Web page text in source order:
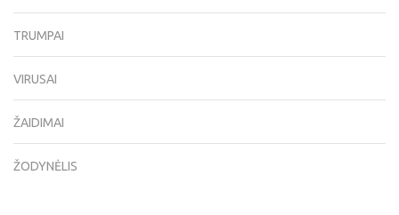
TRUMPAI
VIRUSAI
ŽAIDIMAI
ŽODYNĖLIS